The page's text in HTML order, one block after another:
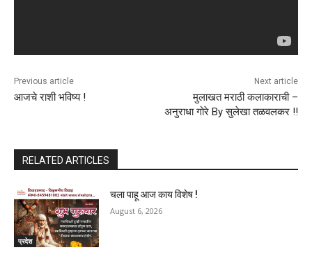
Previous article
आजचे राशी भविष्य !
Next article
मुलाखत मराठी कलाकाराची –
अनुराधा गोरे By सुलेखा तळवलकर !!
RELATED ARTICLES
प्रदेश
चला पाहू आज काय विशेष !
August 6, 2026